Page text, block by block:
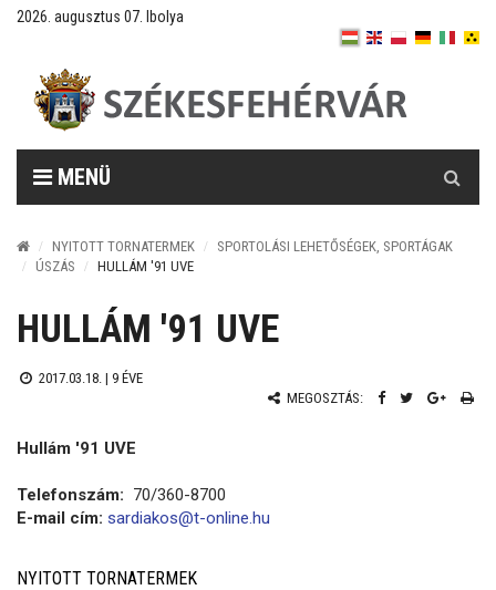
2026. augusztus 07. Ibolya
MENÜ
NYITOTT TORNATERMEK
SPORTOLÁSI LEHETŐSÉGEK, SPORTÁGAK
ÚSZÁS
HULLÁM '91 UVE
HULLÁM '91 UVE
2017.03.18. | 9 ÉVE
MEGOSZTÁS:
Hullám '91 UVE
Telefonszám: 70/360-8700
E-mail cím: sardiakos@t-online.hu
NYITOTT TORNATERMEK